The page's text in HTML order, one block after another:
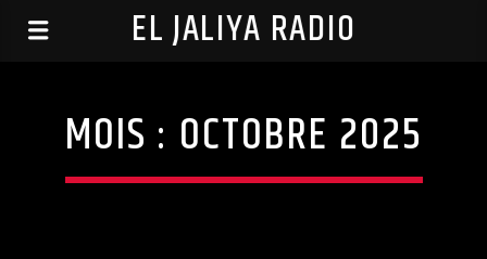
EL JALIYA RADIO
MOIS : OCTOBRE 2025